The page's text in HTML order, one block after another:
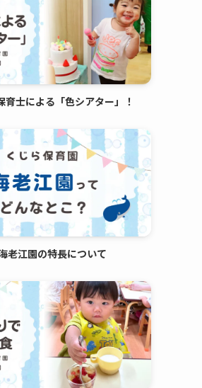
育士による「色シアター」！
老江園の特長について